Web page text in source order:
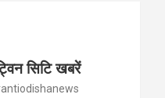
सिटि खबरें